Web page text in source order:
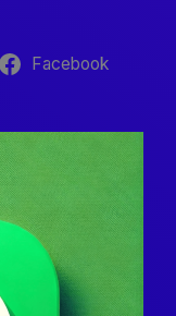
Facebook